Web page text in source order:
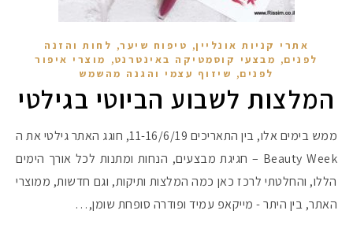
אתרי קניות אונליין, טיפוח שיער, לחות והזנה
לפנים, מבצעי קוסמטיקה באינטרנט, מוצרי איפור
לפנים, שיזוף עצמי והגנה מהשמש
המלצות לשבוע הביוטי בגילטי
ממש בימים אלו, בין התאריכים 11-16/6/19, חוגג האתר גילטי את ה
Beauty Week – חגיגת מבצעים, הנחות ומתנות לכל אורך הימים
הללו, והחלטתי לרכז כאן כמה המלצות ותיקות, וגם חדשות, ממוצרי
האתר, בין היתר - מייקאפ עמיד ופודרה סופחת שומן,…